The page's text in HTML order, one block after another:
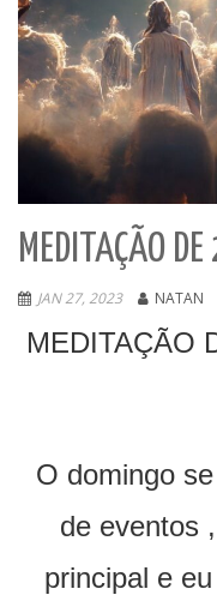
MEDITAÇÃO
JAN 27, 2023 NATAN
MEDITAÇÃO
O domingo
de eventos
principal e